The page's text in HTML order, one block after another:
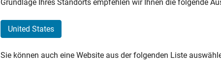
Grundlage Ihres Standorts empfehlen wir Ihnen die folgende
United States
Sie können auch eine Website aus der folgenden Liste